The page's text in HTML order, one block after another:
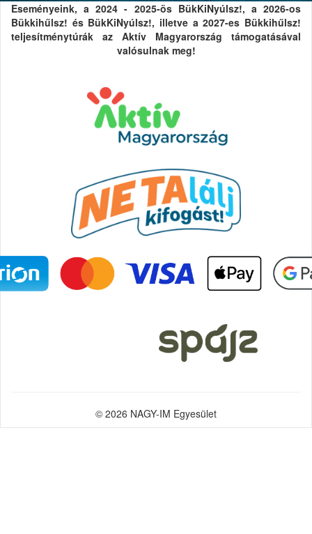
Eseményeink, a 2024 - 2025-ös BükKiNyúlsz!, a 2026-os
Bükkihűlsz! és BükKiNyúlsz!, illetve a 2027-es Bükkihűlsz!
teljesítménytúrák az Aktív Magyarország támogatásával
valósulnak meg!
© 2026 NAGY-IM Egyesület